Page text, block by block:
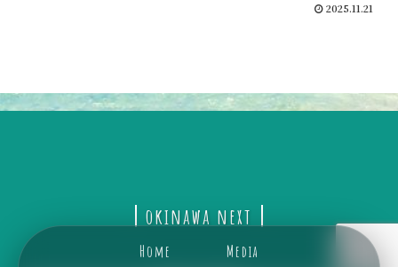
Home Media
2025.11.21
okinawa next